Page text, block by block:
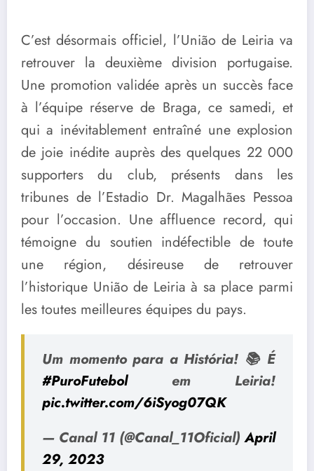
C’est désormais officiel, l’União de Leiria va
retrouver la deuxième division portugaise.
Une promotion validée après un succès face
à l’équipe réserve de Braga, ce samedi, et
qui a inévitablement entraîné une explosion
de joie inédite auprès des quelques 22 000
supporters du club, présents dans les
tribunes de l’Estadio Dr. Magalhães Pessoa
pour l’occasion. Une affluence record, qui
témoigne du soutien indéfectible de toute
une région, désireuse de retrouver
l’historique União de Leiria à sa place parmi
les toutes meilleures équipes du pays.
Um momento para a História! 📚 É
#PuroFutebolem Leiria!
pic.twitter.com/6iSyog07QK
— Canal 11 (@Canal_11Oficial)April
29, 2023